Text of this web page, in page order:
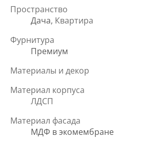
Пространство
Дача, Квартира
Фурнитура
Премиум
Материалы и декор
Материал корпуса
ЛДСП
Материал фасада
МДФ в экомембране